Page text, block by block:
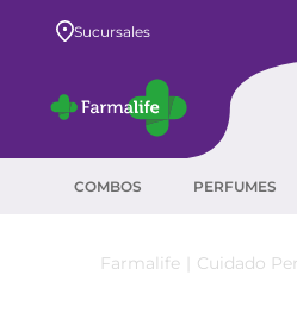
Sucursales
COMBOS PERFUMES
Cuidado